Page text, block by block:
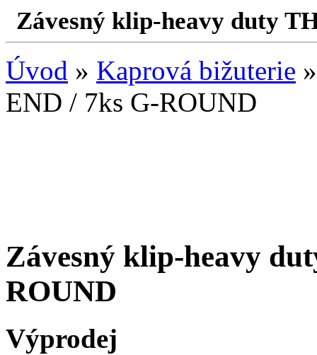
Závesný klip-heavy duty
Úvod » Kaprová bižuterie
END / 7ks G-ROUND
Závesný klip-heavy
ROUND
Výprodej